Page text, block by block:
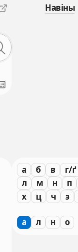
Навіны
а б в г/ґ
л
м н п
х
ц ч э
а л н о